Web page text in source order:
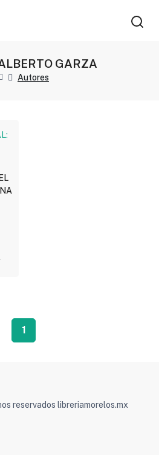
GARZA
Autores
1
reservados libreriamorelos.mx